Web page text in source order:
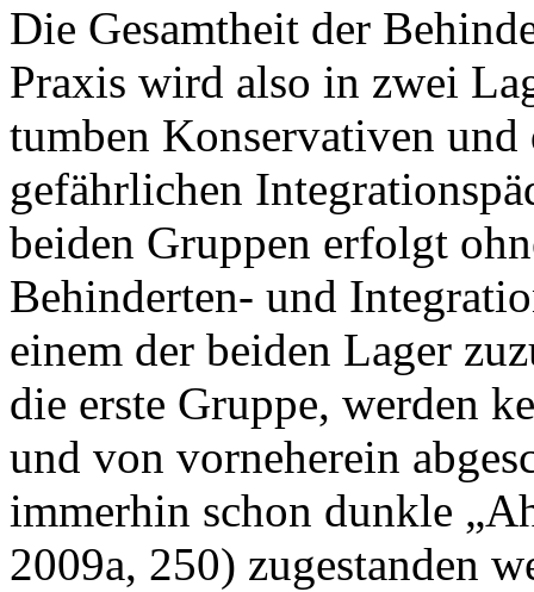
Die Gesamtheit der
Praxis wird also in zwei
tumben Konservativen und
gefährlichen
beiden Gruppen erfolgt
Behinderten- und
einem der beiden Lager
die erste Gruppe, werden
und von vorneherein
immerhin schon dunkle
2009a, 250) zugestanden